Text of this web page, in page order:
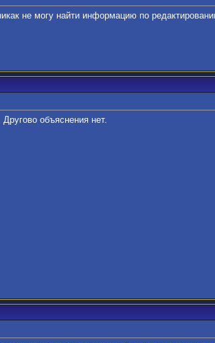
не могу найти информацию по
объяснения нет.